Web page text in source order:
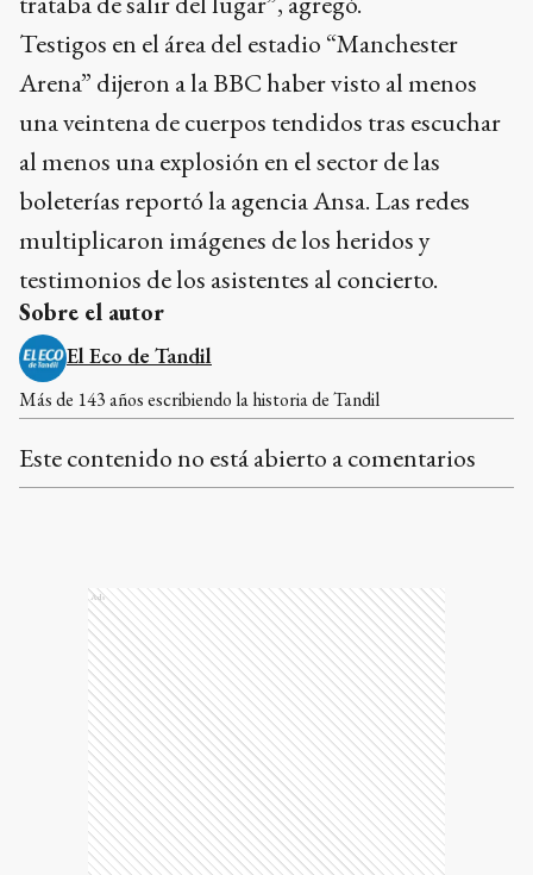
Testigos en el área del estadio “Manchester
Arena” dijeron a la BBC haber visto al menos
una veintena de cuerpos tendidos tras escuchar
al menos una explosión en el sector de las
boleterías reportó la agencia Ansa. Las redes
multiplicaron imágenes de los heridos y
testimonios de los asistentes al concierto.
Sobre el autor
El Eco de Tandil
Más de 143 años escribiendo la historia de Tandil
Este contenido no está abierto a comentarios
Ads